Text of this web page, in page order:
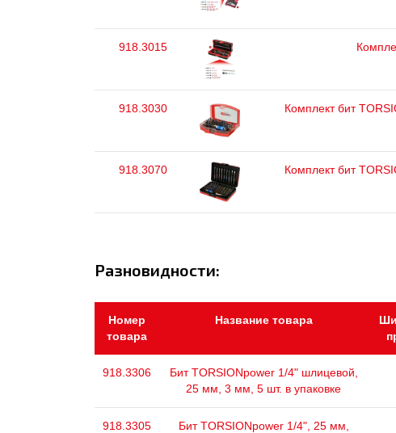
918.3015
918.3030 Комплект бит
918.3070 Комплект бит
Разновидности:
Номер
товара
Название товара
918.3306
Бит TORSIONpower 1/4" шлицевой,
25 мм, 3 мм, 5 шт. в упаковке
918.3305
Бит TORSIONpower 1/4", 25 мм,